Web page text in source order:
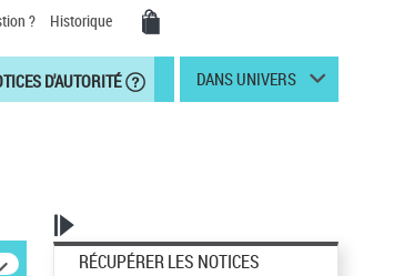
? Historique
D'AUTORITÉ DANS UNIVERS
RÉCUPÉRER LES NOTICES